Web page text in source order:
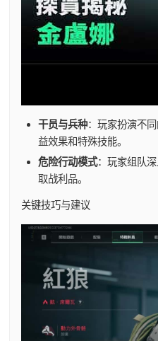
干员与兵种：玩家扮演不
益效果和特殊技能。
危险行动模式：玩家组队
取战利品。
关键技巧与建议